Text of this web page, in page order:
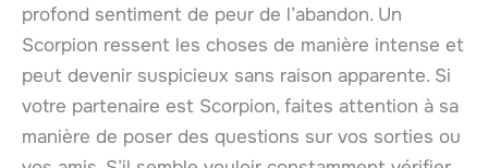
profond sentiment de peur de l’abandon. Un
Scorpion ressent les choses de manière intense et
peut devenir suspicieux sans raison apparente. Si
votre partenaire est Scorpion, faites attention à sa
manière de poser des questions sur vos sorties ou